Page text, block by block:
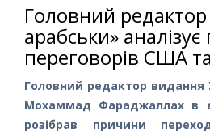
Головний
арабськи»
переговорів США
Головний редактор видання
Мохаммад Фараджаллах в
розібрав причини